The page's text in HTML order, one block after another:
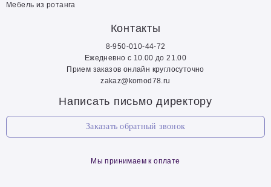
Мебель из ротанга
Контакты
8-950-010-44-72
Ежедневно с 10.00 до 21.00
Прием заказов онлайн круглосуточно
zakaz@komod78.ru
Написать письмо директору
Заказать обратный звонок
Мы принимаем к оплате